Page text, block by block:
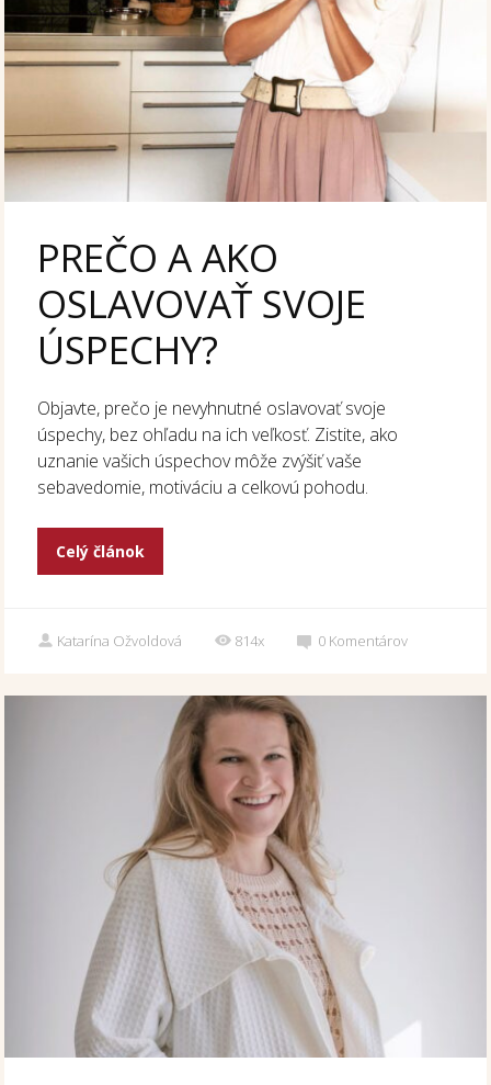
PREČO A AKO
OSLAVOVAŤ SVOJE
ÚSPECHY?
Objavte, prečo je nevyhnutné oslavovať svoje
úspechy, bez ohľadu na ich veľkosť. Zistite, ako
uznanie vašich úspechov môže zvýšiť vaše
sebavedomie, motiváciu a celkovú pohodu.
Celý článok
Katarína Ožvoldová 814x 0 Komentárov